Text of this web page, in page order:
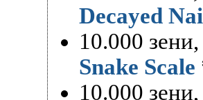
Decayed
10.000
Snake Scale
10.000